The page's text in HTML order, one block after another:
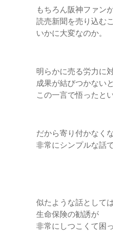
もちろん阪神ファン
読売新聞を売り込む
いかに大変なのか。
明らかに売る労力に
成果が結びつかない
この一言で悟ったと
だから寄り付かなくな
非常にシンプルな話で
似たような話として
生命保険の勧誘が
非常にしつこくて困